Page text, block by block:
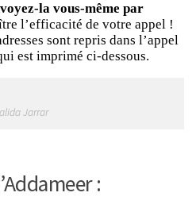
la vous-même par
l’efficacité de votre appel !
sont repris dans l’appel
est imprimé ci-dessous.
Jarrar
: